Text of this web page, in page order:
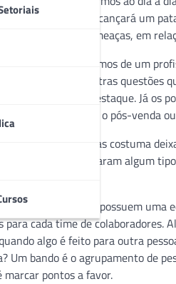
sua equipe não alcançará um
e as ameaças, em
é quando falamos de um
Mas existem outras questões
algo que merece destaque. Já os
o seu, que pode ser o pós-venda
12% das pessoas costuma
deles, não contrataram algum
sinalizam que possuem
para cada time de colaboradores.
algo é feito para outra
Um bando é o agrupamento de
pontos a favor.